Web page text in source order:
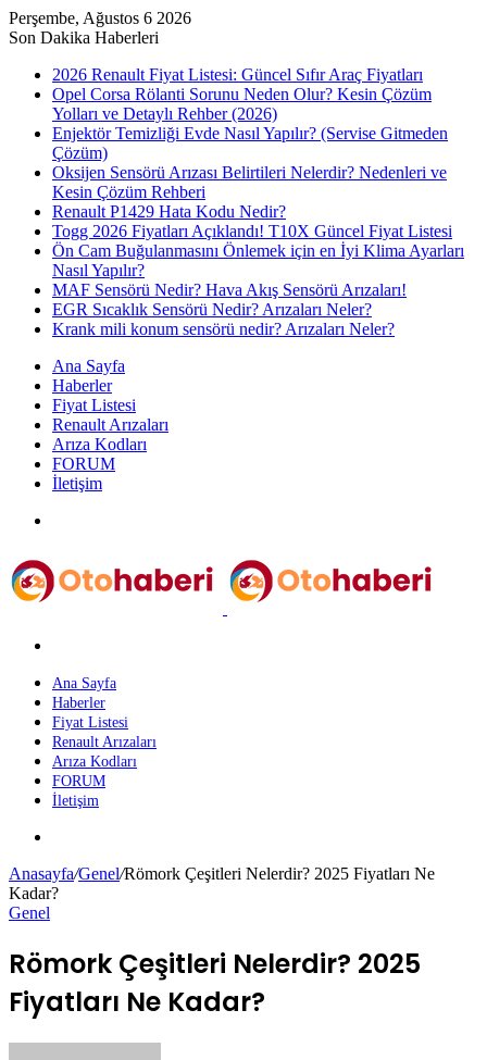
Perşembe, Ağustos 6 2026
Son Dakika Haberleri
2026 Renault Fiyat Listesi: Güncel Sıfır Araç Fiyatları
Opel Corsa Rölanti Sorunu Neden Olur? Kesin Çözüm
Yolları ve Detaylı Rehber (2026)
Enjektör Temizliği Evde Nasıl Yapılır? (Servise Gitmeden
Çözüm)
Oksijen Sensörü Arızası Belirtileri Nelerdir? Nedenleri ve
Kesin Çözüm Rehberi
Renault P1429 Hata Kodu Nedir?
Togg 2026 Fiyatları Açıklandı! T10X Güncel Fiyat Listesi
Ön Cam Buğulanmasını Önlemek için en İyi Klima Ayarları
Nasıl Yapılır?
MAF Sensörü Nedir? Hava Akış Sensörü Arızaları!
EGR Sıcaklık Sensörü Nedir? Arızaları Neler?
Krank mili konum sensörü nedir? Arızaları Neler?
Ana Sayfa
Haberler
Fiyat Listesi
Renault Arızaları
Arıza Kodları
FORUM
İletişim
...
Ana Sayfa
Haberler
Fiyat Listesi
Renault Arızaları
Arıza Kodları
FORUM
İletişim
değiştir
Anasayfa/Genel/Römork Çeşitleri Nelerdir? 2025 Fiyatları Ne
Kadar?
Genel
Römork Çeşitleri Nelerdir? 2025
Fiyatları Ne Kadar?